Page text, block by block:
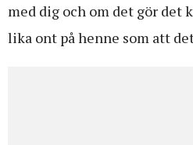
med dig och om det gör det
lika ont på henne som att